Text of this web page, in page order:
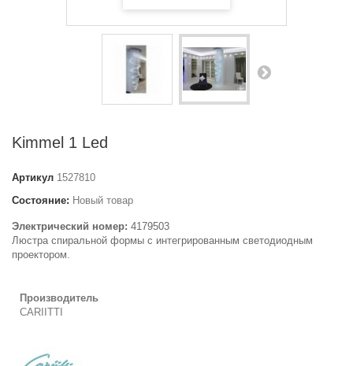
Kimmel 1 Led
Артикул 1527810
Состояние: Новый товар
Электрический номер: 4179503
Люстра спиральной формы с интегрированным светодиодным
проектором.
Производитель
CARIITTI